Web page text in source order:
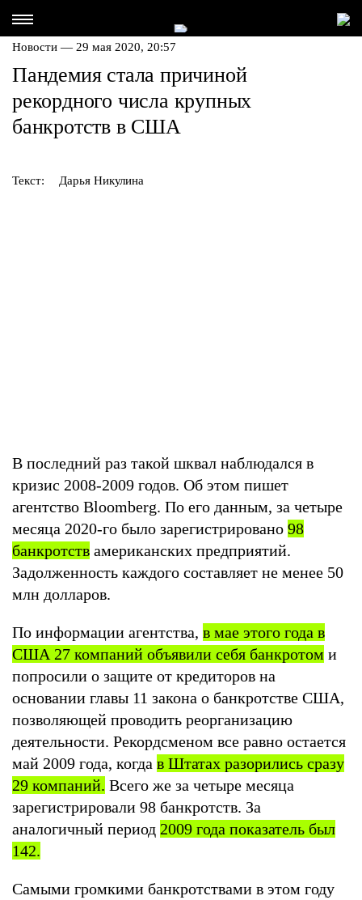
Новости — 29 мая 2020, 20:57
Пандемия стала причиной
рекордного числа крупных
банкротств в США
Текст: Дарья Никулина
В последний раз такой шквал наблюдался в
кризис 2008-2009 годов. Об этом пишет
агентство Bloomberg. По его данным, за четыре
месяца 2020-го было зарегистрировано 98
банкротств американских предприятий.
Задолженность каждого составляет не менее 50
млн долларов.
По информации агентства, в мае этого года в
США 27 компаний объявили себя банкротом и
попросили о защите от кредиторов на
основании главы 11 закона о банкротстве США,
позволяющей проводить реорганизацию
деятельности. Рекордсменом все равно остается
май 2009 года, когда в Штатах разорились сразу
29 компаний. Всего же за четыре месяца
зарегистрировали 98 банкротств. За
аналогичный период 2009 года показатель был
142.
Самыми громкими банкротствами в этом году